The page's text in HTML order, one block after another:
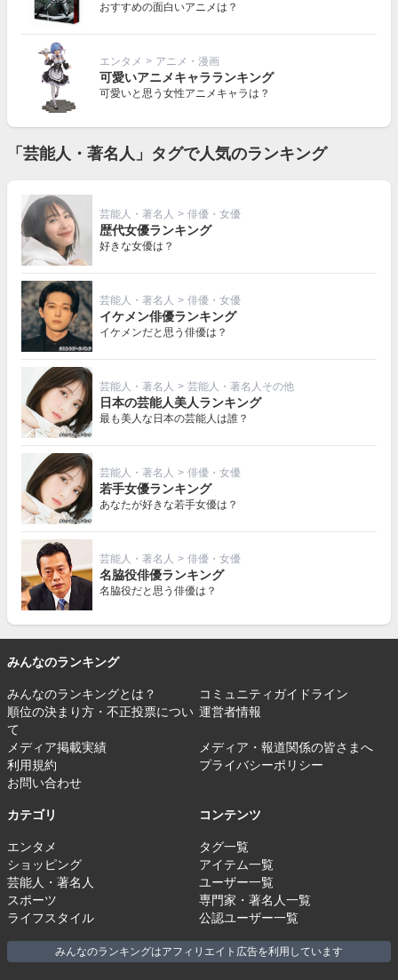
おすすめの面白いアニメは？
エンタメ > アニメ・漫画
可愛いアニメキャラランキング
可愛いと思う女性アニメキャラは？
「芸能人・著名人」タグで人気のランキング
芸能人・著名人 > 俳優・女優
歴代女優ランキング
好きな女優は？
芸能人・著名人 > 俳優・女優
イケメン俳優ランキング
イケメンだと思う俳優は？
芸能人・著名人 > 芸能人・著名人その他
日本の芸能人美人ランキング
最も美人な日本の芸能人は誰？
芸能人・著名人 > 俳優・女優
若手女優ランキング
あなたが好きな若手女優は？
芸能人・著名人 > 俳優・女優
名脇役俳優ランキング
名脇役だと思う俳優は？
みんなのランキング
みんなのランキングとは？
コミュニティガイドライン
順位の決まり方・不正投票につい
て
運営者情報
メディア掲載実績
メディア・報道関係の皆さまへ
利用規約
プライバシーポリシー
お問い合わせ
カテゴリ
エンタメ
ショッピング
芸能人・著名人
スポーツ
ライフスタイル
コンテンツ
タグ一覧
アイテム一覧
ユーザー一覧
専門家・著名人一覧
公認ユーザー一覧
みんなのランキングはアフィリエイト広告を利用しています